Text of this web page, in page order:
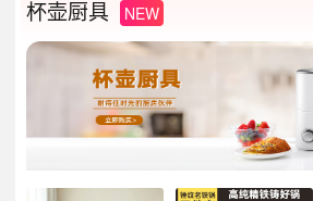
杯壶厨具 NEW